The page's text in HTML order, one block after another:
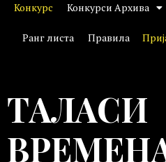
Конкурс Конкурси Архива
Ранг листа Правила
TАЛАСИ